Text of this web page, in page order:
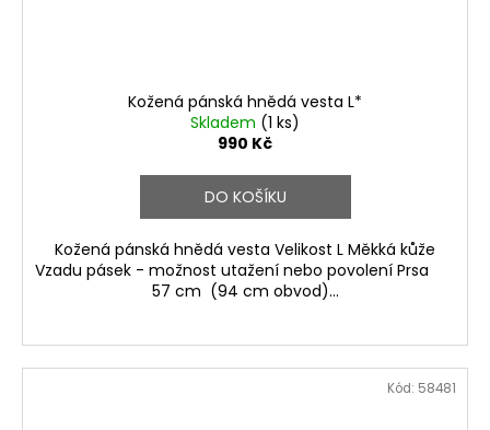
Kožená pánská hnědá vesta L*
Skladem (1 ks)
990 Kč
DO KOŠÍKU
Kožená pánská hnědá vesta Velikost L Měkká kůže
Vzadu pásek - možnost utažení nebo povolení Prsa
57 cm (94 cm obvod)...
Kód: 58481